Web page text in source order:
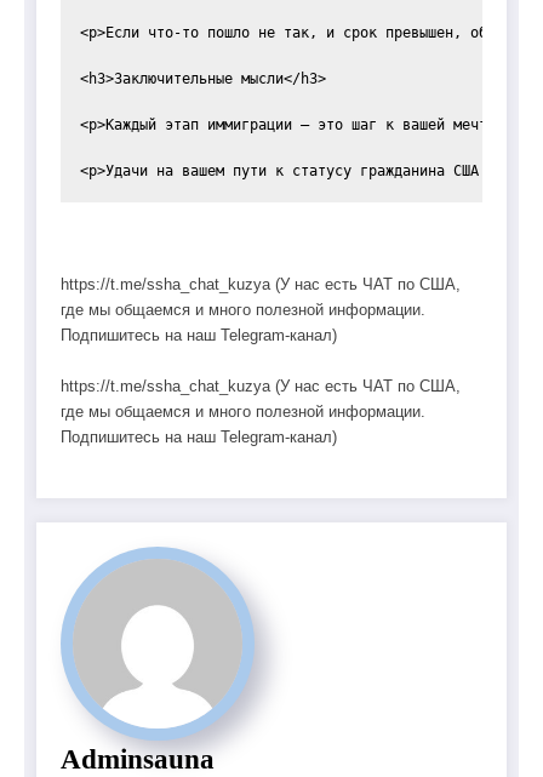
<p>Если что-то пошло не так, и срок превышен,
<h3>Заключительные мысли</h3>
<p>Каждый этап иммиграции — это шаг к вашей мечте.
https://t.me/ssha_chat_kuzya (У нас есть ЧАТ по США,
где мы общаемся и много полезной информации.
Подпишитесь на наш Telegram-канал)
https://t.me/ssha_chat_kuzya (У нас есть ЧАТ по США,
где мы общаемся и много полезной информации.
Подпишитесь на наш Telegram-канал)
Adminsauna